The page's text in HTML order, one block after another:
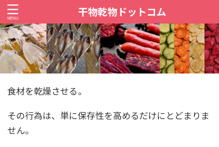
干物乾物ドットコム
食材を乾燥させる。
その行為は、単に保存性を高めるだけにとどまりま
せん。